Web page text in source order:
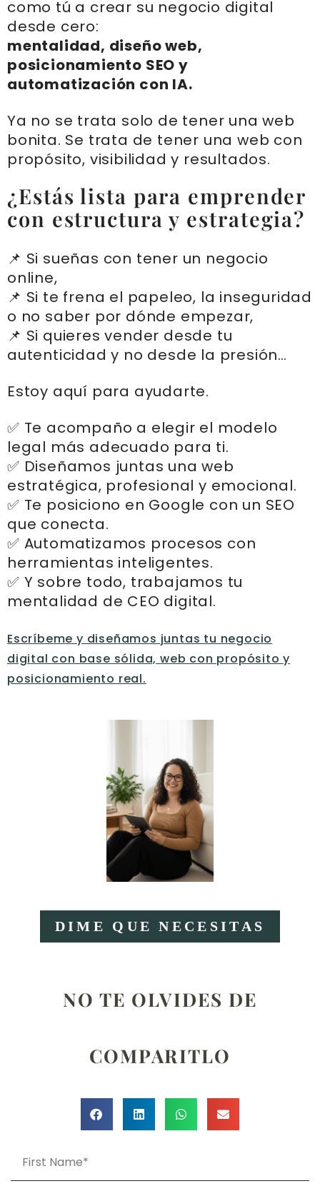
como tú a crear su negocio digital
desde cero:
mentalidad, diseño web,
posicionamiento SEO y
automatización con IA.
Ya no se trata solo de tener una web
bonita. Se trata de tener una web con
propósito, visibilidad y resultados.
¿Estás lista para emprender
con estructura y estrategia?
📌 Si sueñas con tener un negocio
online,
📌 Si te frena el papeleo, la inseguridad
o no saber por dónde empezar,
📌 Si quieres vender desde tu
autenticidad y no desde la presión…
Estoy aquí para ayudarte.
✅ Te acompaño a elegir el modelo
legal más adecuado para ti.
✅ Diseñamos juntas una web
estratégica, profesional y emocional.
✅ Te posiciono en Google con un SEO
que conecta.
✅ Automatizamos procesos con
herramientas inteligentes.
✅ Y sobre todo, trabajamos tu
mentalidad de CEO digital.
Escríbeme y diseñamos juntas tu negocio
digital con base sólida, web con propósito y
posicionamiento real.
DIME QUE NECESITAS
NO TE OLVIDES DE
COMPARITLO